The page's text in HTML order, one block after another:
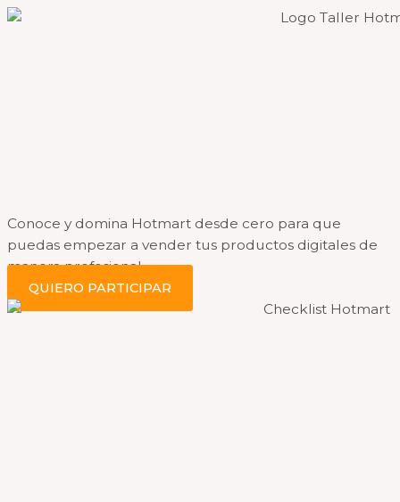
Conoce y domina Hotmart desde cero para que
puedas empezar a vender tus productos digitales de
manera profesional.
QUIERO PARTICIPAR